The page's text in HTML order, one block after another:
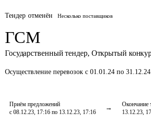
Тендер отменён Несколько поставщиков
ГСМ
Государственный тендер, Открытый
Осуществление перевозок с 01.01.24 по 31.12.24
Приём предложений
с 08.12.23, 17:16 по 13.12.23, 17:16
Окончание
13.12.23,